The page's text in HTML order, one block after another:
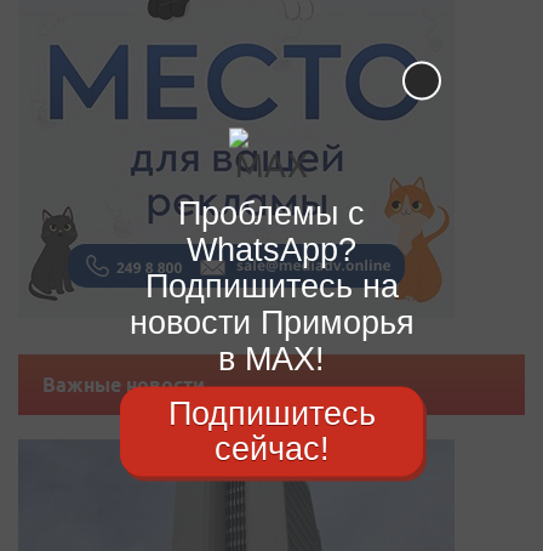
Важные новости
Проблемы с
WhatsApp?
Подпишитесь на
новости Приморья
в MAX!
Подпишитесь
сейчас!